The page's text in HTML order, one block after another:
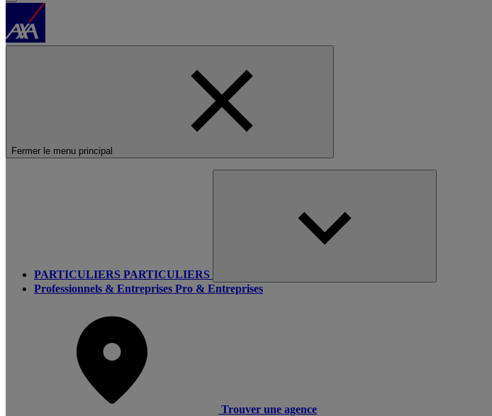
Fermer le menu principal
PARTICULIERS PARTICULIERS
Professionnels & Entreprises Pro & Entreprises
Trouver une agence